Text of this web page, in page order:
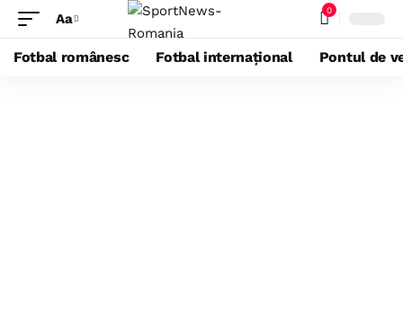
Aa 0
Fotbal românesc Fotbal internațional Pontul de